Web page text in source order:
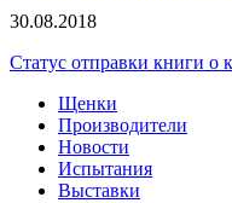
30.08.2018
Статус отправки книги о
Щенки
Производители
Новости
Испытания
Выставки